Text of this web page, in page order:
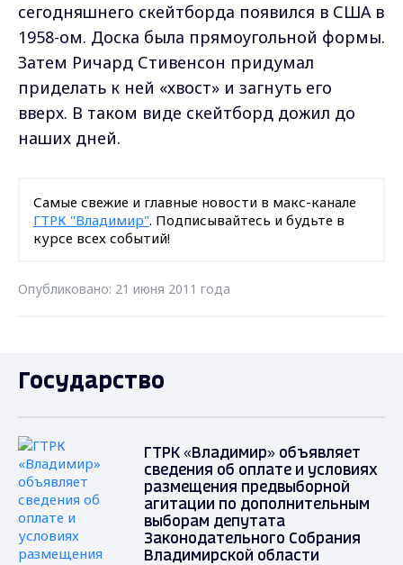
сегодняшнего скейтборда появился в США в
1958-ом. Доска была прямоугольной формы.
Затем Ричард Стивенсон придумал
приделать к ней «хвост» и загнуть его
вверх. В таком виде скейтборд дожил до
наших дней.
Самые свежие и главные новости в макс-канале
ГТРК "Владимир". Подписывайтесь и будьте в
курсе всех событий!
Опубликовано: 21 июня 2011 года
Государство
ГТРК «Владимир» объявляет
сведения об оплате и условиях
размещения предвыборной
агитации по дополнительным
выборам депутата
Законодательного Собрания
Владимирской области